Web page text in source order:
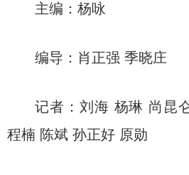
主编：杨咏
编导：肖正强 季晓庄
记者：刘海 杨琳 尚昆
程楠 陈斌 孙正好 原勋